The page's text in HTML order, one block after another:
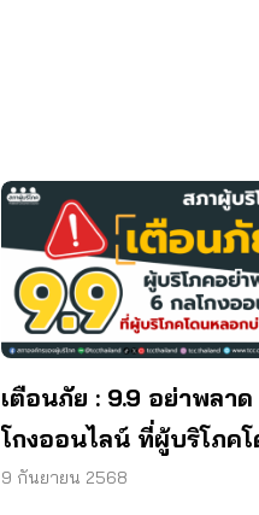
เตือนภัย : 9.9 อย่าพลา
โกงออนไลน์ ที่ผู้บริโภค
หลอกบ่อยที่สุด
9 กันยายน 2568